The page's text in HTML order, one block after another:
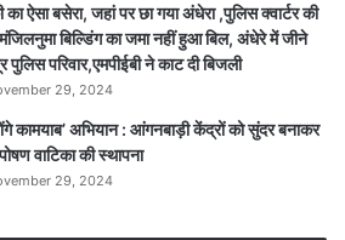
का ऐसा बसेरा, जहां पर छा गया अंधेरा ,पुलिस क्वार्टर की
बिल्डिंग का जमा नहीं हुआ बिल, अंधेरे में जीने
पुलिस परिवार,एमपीईबी ने काट दी बिजली
29, 2024
कामयाब’ अभियान : आंगनबाड़ी केंद्रों को सुंदर बनाकर
वाटिका की स्थापना
29, 2024